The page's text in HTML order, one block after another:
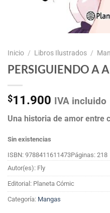
Inicio / Libros Ilustrados /
PERSIGUIENDO A
$11.900 IVA incluido
Una historia de amor entre
Sin existencias
ISBN: 9788411611473Páginas: 218
Autor(es): Fly
Editorial: Planeta Cómic
Categoría: Mangas